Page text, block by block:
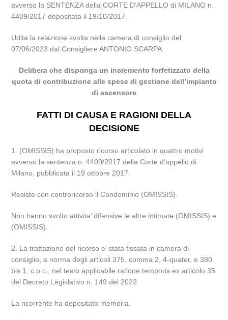
avverso la SENTENZA della CORTE D’APPELLO di MILANO n.
4409/2017 depositata il 19/10/2017.
Udita la relazione svolta nella camera di consiglio del
07/06/2023 dal Consigliere ANTONIO SCARPA.
Delibera che disponga un incremento forfetizzato della
quota di contribuzione alle spese di gestione dell’impianto
di ascensore
FATTI DI CAUSA E RAGIONI DELLA
DECISIONE
1. (OMISSIS) ha proposto ricorso articolato in quattro motivi
avverso la sentenza n. 4409/2017 della Corte d’appello di
Milano, pubblicata il 19 ottobre 2017.
Resiste con controricorso il Condominio (OMISSIS).
Non hanno svolto attivita’ difensive le altre intimate (OMISSIS) e
(OMISSIS).
2. La trattazione del ricorso e’ stata fissata in camera di
consiglio, a norma degli articoli 375, comma 2, 4-quater, e 380
bis.1, c.p.c., nel testo applicabile ratione temporis ex articolo 35
del Decreto Legislativo n. 149 del 2022.
La ricorrente ha depositato memoria.